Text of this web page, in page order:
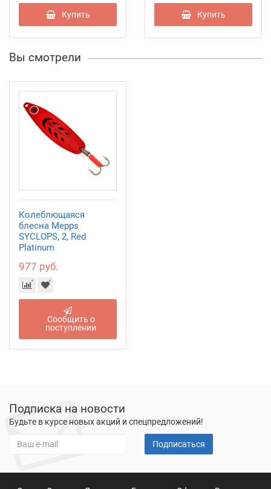
Купить Купить
Вы смотрели
Колеблющаяся
блесна Mepps
SYCLOPS, 2, Red
Platinum
977 руб.
Сообщить о
поступлении
Подписка на новости
Будьте в курсе новых акций и спецпредложений!
Подписаться